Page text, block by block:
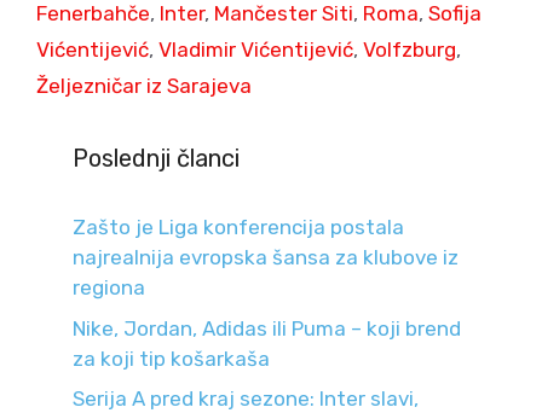
Fenerbahče, Inter, Mančester Siti, Roma, Sofija
Vićentijević, Vladimir Vićentijević, Volfzburg,
Željezničar iz Sarajeva
Poslednji članci
Zašto je Liga konferencija postala
najrealnija evropska šansa za klubove iz
regiona
Nike, Jordan, Adidas ili Puma – koji brend
za koji tip košarkaša
Serija A pred kraj sezone: Inter slavi,